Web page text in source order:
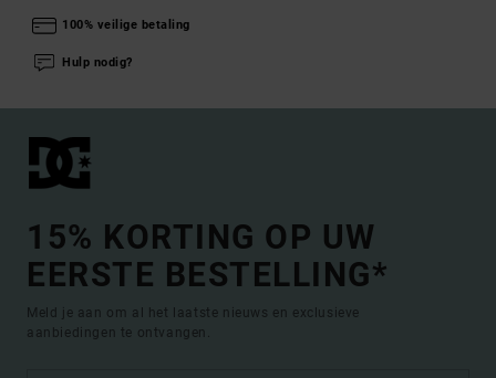
100% veilige betaling
Hulp nodig?
15% KORTING OP UW
EERSTE BESTELLING*
Meld je aan om al het laatste nieuws en exclusieve
aanbiedingen te ontvangen.